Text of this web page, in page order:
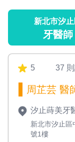
新北市汐
牙醫師
5 37
周芷芸 醫
汐止蒔美牙
新北市汐止區
號1樓